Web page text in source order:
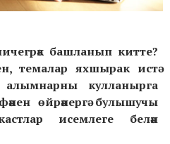
башланып китте?
темалар яхшырак истә
кулланырга
өйрәнергә булышучы
исемлеге белән